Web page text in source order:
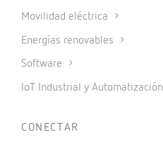
Movilidad eléctrica
Energías renovables
Software
IoT Industrial y Automatización
CONECTAR